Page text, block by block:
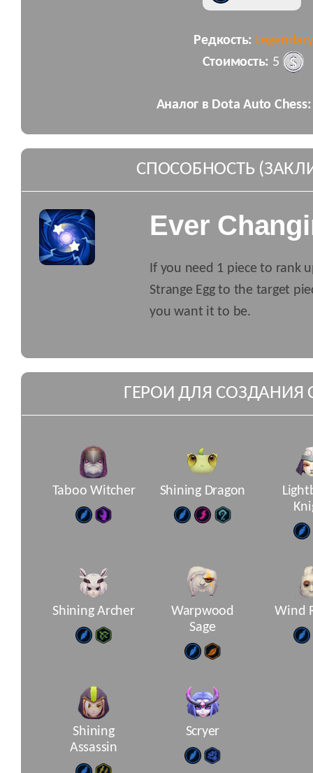
Редкость: Legendary
Стоимость: 5
Аналог в Dota Auto Chess:
СПОСОБНОСТЬ
Ever
If you need 1 piece to rank
Strange Egg to the target
you want it to be.
ГЕРОИ ДЛЯ СОЗДАНИЯ
Taboo Witcher Shining Dragon
Shining Archer
Warpwood
Sage
Wind
Shining
Assassin
Scryer